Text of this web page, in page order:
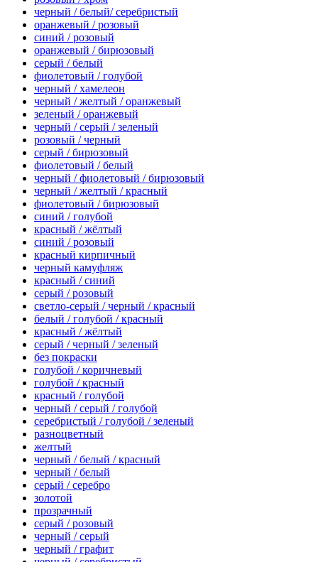
черный / белый/ серебристый
оранжевый / розовый
синий / розовый
оранжевый / бирюзовый
серый / белый
фиолетовый / голубой
черный / хамелеон
черный / желтый / оранжевый
зеленый / оранжевый
черный / серый / зеленый
розовый / черный
серый / бирюзовый
фиолетовый / белый
черный / фиолетовый / бирюзовый
черный / желтый / красный
фиолетовый / бирюзовый
синий / голубой
красный / жёлтый
синий / розовый
красный кирпичный
черный камуфляж
красный / синий
серый / розовый
светло-серый / черный / красный
белый / голубой / красный
красный / жёлтый
серый / черный / зеленый
без покраски
голубой / коричневый
голубой / красный
красный / голубой
черный / серый / голубой
серебристый / голубой / зеленый
разноцветный
желтый
черный / белый / красный
черный / белый
серый / серебро
золотой
прозрачный
серый / розовый
черный / серый
черный / графит